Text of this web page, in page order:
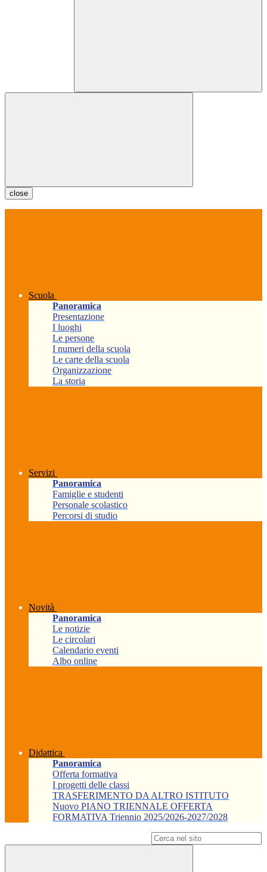
close
Scuola
Panoramica
Presentazione
I luoghi
Le persone
I numeri della scuola
Le carte della scuola
Organizzazione
La storia
Servizi
Panoramica
Famiglie e studenti
Personale scolastico
Percorsi di studio
Novità
Panoramica
Le notizie
Le circolari
Calendario eventi
Albo online
Didattica
Panoramica
Offerta formativa
I progetti delle classi
TRASFERIMENTO DA ALTRO ISTITUTO
Nuovo PIANO TRIENNALE OFFERTA
FORMATIVA Triennio 2025/2026-2027/2028